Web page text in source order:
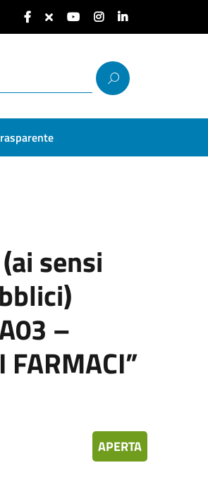
sensi
–
FARMACI”
APERTA